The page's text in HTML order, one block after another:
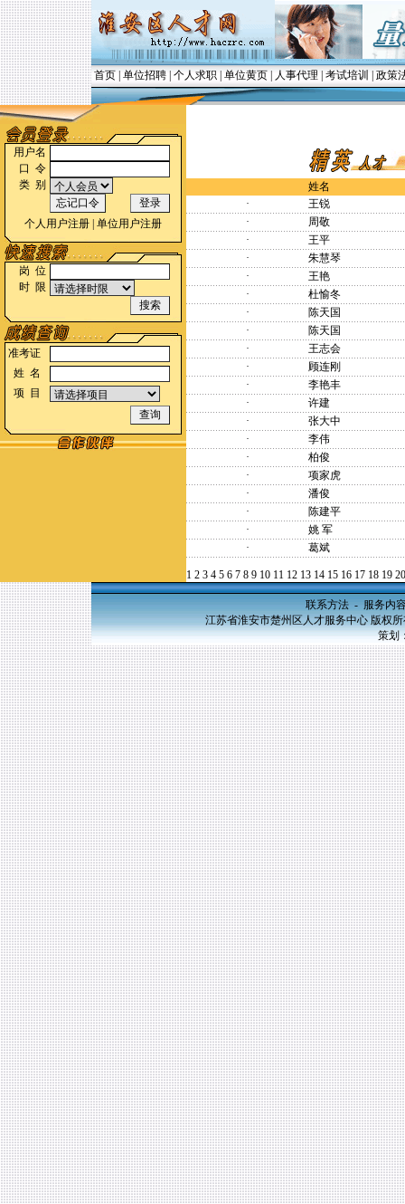
首页 单位招聘 个人求职 单位黄页 人事代理 考试培训 政策
用户名
口 令
类 别
个人用户注册 单位用户注册
岗 位
时 限
准考证
姓 名
项 目
姓名
·
王锐
·
周敬
·
王平
·
朱慧琴
·
王艳
·
杜愉冬
·
陈天国
·
陈天国
·
王志会
·
顾连刚
·
李艳丰
·
许建
·
张大中
·
李伟
·
柏俊
·
项家虎
·
潘俊
·
陈建平
·
姚 军
·
葛斌
1 2 3 4 5 6 7 8 9 10 11 12 13 14 15 16 17 18 19 20
联系方法- 服务内
江苏省淮安市楚州区人才服务中心 版权
策划